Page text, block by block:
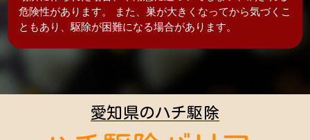
危険性があります。 また、巣が大きくなってから気づくこ
ともあり、駆除が困難になる場合があります。
愛知県のハチ駆除